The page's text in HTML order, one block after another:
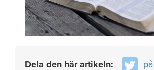
Dela den här artikeln: